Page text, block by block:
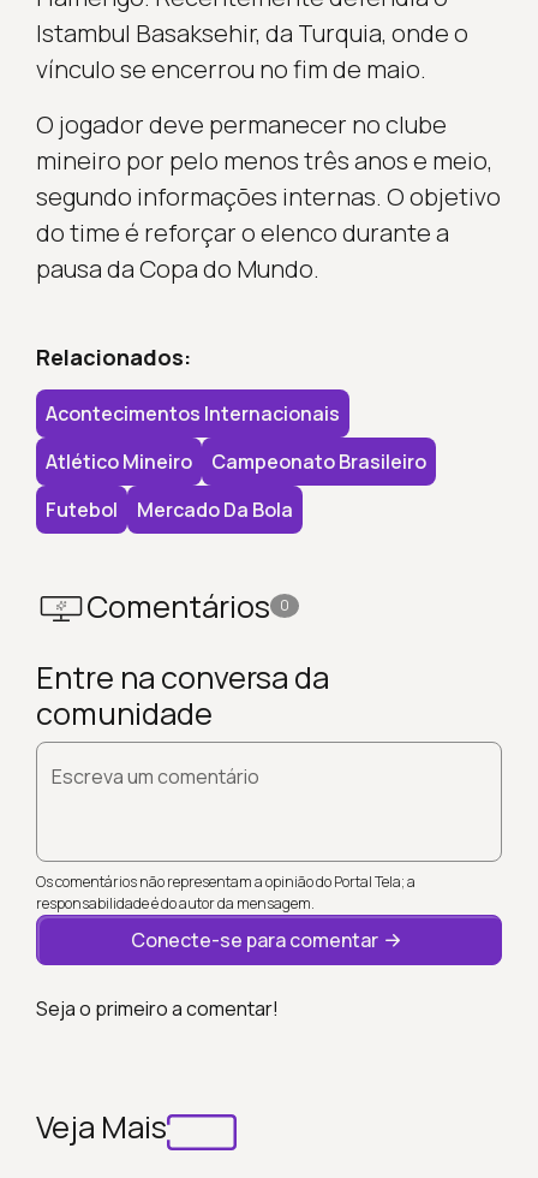
Istambul Basaksehir, da Turquia, onde o
vínculo se encerrou no fim de maio.
O jogador deve permanecer no clube
mineiro por pelo menos três anos e meio,
segundo informações internas. O objetivo
do time é reforçar o elenco durante a
pausa da Copa do Mundo.
Relacionados:
Acontecimentos Internacionais
Atlético Mineiro
Campeonato Brasileiro
Futebol
Mercado Da Bola
Comentários 0
Entre na conversa da
comunidade
Escreva um comentário
Os comentários não representam a opinião do Portal Tela; a
responsabilidade é do autor da mensagem.
Conecte-se para comentar
Seja o primeiro a comentar!
Veja Mais